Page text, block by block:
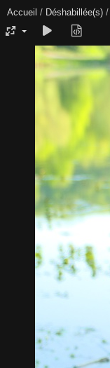
Accueil / Déshabillée(s) /